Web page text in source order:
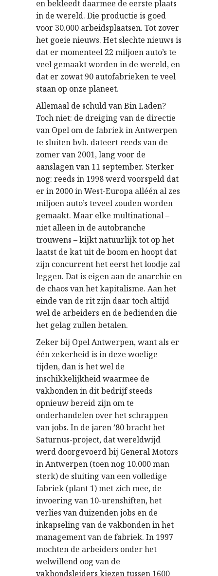
en bekleedt daarmee de eerste plaats
in de wereld. Die productie is goed
voor 30.000 arbeidsplaatsen. Tot zover
het goeie nieuws. Het slechte nieuws is
dat er momenteel 22 miljoen auto’s te
veel gemaakt worden in de wereld, en
dat er zowat 90 autofabrieken te veel
staan op onze planeet.
Allemaal de schuld van Bin Laden?
Toch niet: de dreiging van de directie
van Opel om de fabriek in Antwerpen
te sluiten bvb. dateert reeds van de
zomer van 2001, lang voor de
aanslagen van 11 september. Sterker
nog: reeds in 1998 werd voorspeld dat
er in 2000 in West-Europa alléén al zes
miljoen auto’s teveel zouden worden
gemaakt. Maar elke multinational –
niet alleen in de autobranche
trouwens – kijkt natuurlijk tot op het
laatst de kat uit de boom en hoopt dat
zijn concurrent het eerst het loodje zal
leggen. Dat is eigen aan de anarchie en
de chaos van het kapitalisme. Aan het
einde van de rit zijn daar toch altijd
wel de arbeiders en de bedienden die
het gelag zullen betalen.
Zeker bij Opel Antwerpen, want als er
één zekerheid is in deze woelige
tijden, dan is het wel de
inschikkelijkheid waarmee de
vakbonden in dit bedrijf steeds
opnieuw bereid zijn om te
onderhandelen over het schrappen
van jobs. In de jaren ’80 bracht het
Saturnus-project, dat wereldwijd
werd doorgevoerd bij General Motors
in Antwerpen (toen nog 10.000 man
sterk) de sluiting van een volledige
fabriek (plant 1) met zich mee, de
invoering van 10-urenshiften, het
verlies van duizenden jobs en de
inkapseling van de vakbonden in het
management van de fabriek. In 1997
mochten de arbeiders onder het
welwillend oog van de
vakbondsleiders kiezen tussen 1600